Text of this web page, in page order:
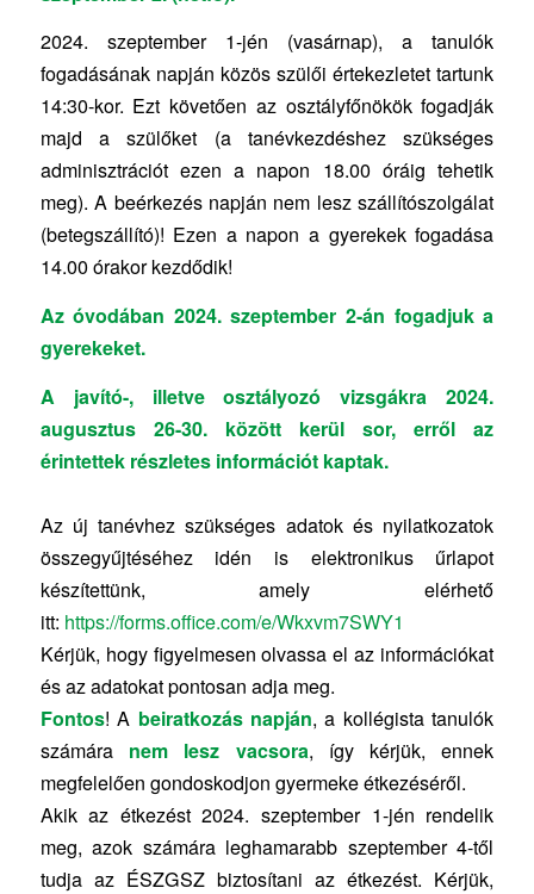
2024. szeptember 1-jén (vasárnap), a tanulók
fogadásának napján közös szülői értekezletet tartunk
14:30-kor. Ezt követően az osztályfőnökök fogadják
majd a szülőket (a tanévkezdéshez szükséges
adminisztrációt ezen a napon 18.00 óráig tehetik
meg). A beérkezés napján nem lesz szállítószolgálat
(betegszállító)! Ezen a napon a gyerekek fogadása
14.00 órakor kezdődik!
Az óvodában 2024. szeptember 2-án fogadjuk a
gyerekeket.
A javító-, illetve osztályozó vizsgákra 2024.
augusztus 26-30. között kerül sor, erről az
érintettek részletes információt kaptak.
Az új tanévhez szükséges adatok és nyilatkozatok
összegyűjtéséhez idén is elektronikus űrlapot
készítettünk, amely elérhető
itt: https://forms.office.com/e/Wkxvm7SWY1
Kérjük, hogy figyelmesen olvassa el az információkat
és az adatokat pontosan adja meg.
Fontos! A beiratkozás napján, a kollégista tanulók
számára nem lesz vacsora, így kérjük, ennek
megfelelően gondoskodjon gyermeke étkezéséről.
Akik az étkezést 2024. szeptember 1-jén rendelik
meg, azok számára leghamarabb szeptember 4-től
tudja az ÉSZGSZ biztosítani az étkezést. Kérjük,